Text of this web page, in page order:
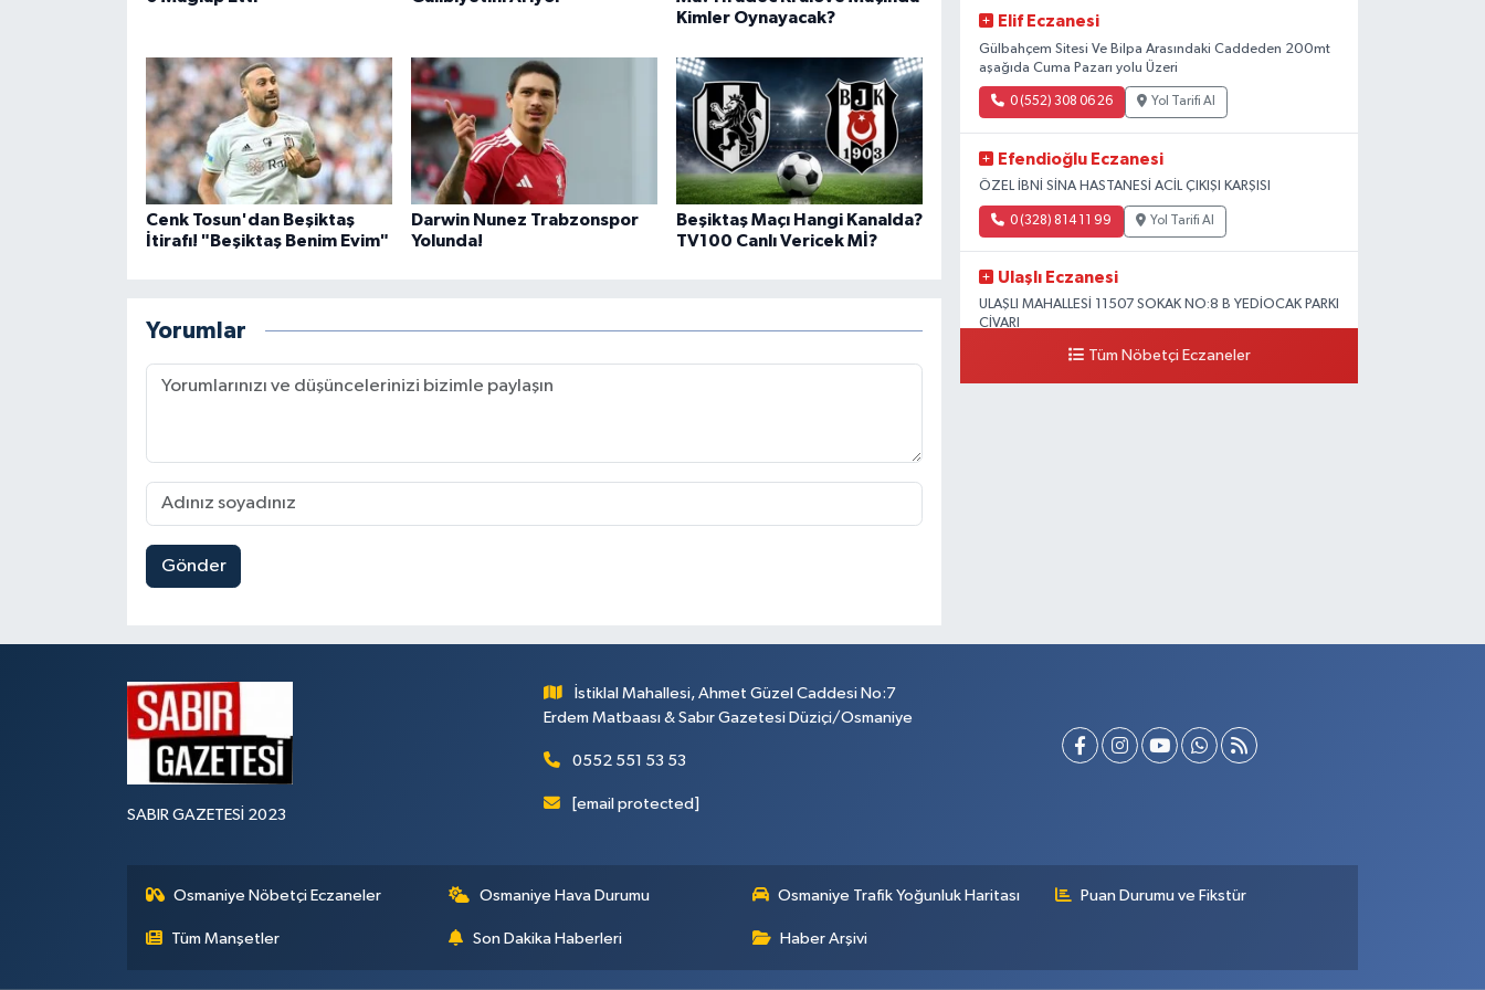
Kimler Oynayacak?
Cenk Tosun'dan Beşiktaş
İtirafı! "Beşiktaş Benim Evim"
Darwin Nunez Trabzonspor
Yolunda!
Beşiktaş Maçı Hangi Kanalda?
TV100 Canlı Vericek Mİ?
Yorumlar
Gönder
Elif Eczanesi
Gülbahçem Sitesi Ve Bilpa Arasındaki Caddeden 200mt
aşağıda Cuma Pazarı yolu Üzeri
0 (552) 308 06 26 Yol Tarifi Al
Efendioğlu Eczanesi
ÖZEL İBNİ SİNA HASTANESİ ACİL ÇIKIŞI KARŞISI
0 (328) 814 11 99 Yol Tarifi Al
Ulaşlı Eczanesi
ULAŞLI MAHALLESİ 11507 SOKAK NO:8 B YEDİOCAK PARKI
CİVARI
0 (546) 158 81 80 Yol Tarifi Al
Tüm Nöbetçi Eczaneler
SABIR GAZETESİ 2023
İstiklal Mahallesi, Ahmet Güzel Caddesi No:7
Erdem Matbaası & Sabır Gazetesi Düziçi/Osmaniye
0552 551 53 53
[email protected]
Osmaniye Nöbetçi Eczaneler Osmaniye Hava Durumu Osmaniye Trafik Yoğunluk Haritası Puan Durumu ve Fikstür
Tüm Manşetler Son Dakika Haberleri Haber Arşivi